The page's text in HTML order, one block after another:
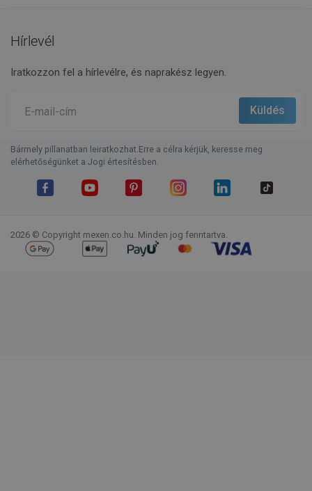
Hírlevél
Iratkozzon fel a hírlevélre, és naprakész legyen.
Bármely pillanatban leiratkozhat.Erre a célra kérjük, keresse meg
elérhetőségünket a Jogi értesítésben.
2026 © Copyright mexen.co.hu. Minden jog fenntartva.